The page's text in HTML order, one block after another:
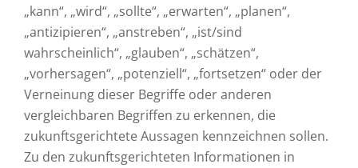
„kann“, „wird“, „sollte“, „erwarten“, „planen“,
„antizipieren“, „anstreben“, „ist/sind
wahrscheinlich“, „glauben“, „schätzen“,
„vorhersagen“, „potenziell“, „fortsetzen“ oder der
Verneinung dieser Begriffe oder anderen
vergleichbaren Begriffen zu erkennen, die
zukunftsgerichtete Aussagen kennzeichnen sollen.
Zu den zukunftsgerichteten Informationen in